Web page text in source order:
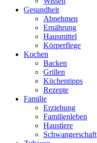
Gesundheit
Abnehmen
Ernährung
Hausmittel
Körperflege
Kochen
Backen
Grillen
Küchentipps
Rezepte
Familie
Erziehung
Familienleben
Haustiere
Schwangerschaft